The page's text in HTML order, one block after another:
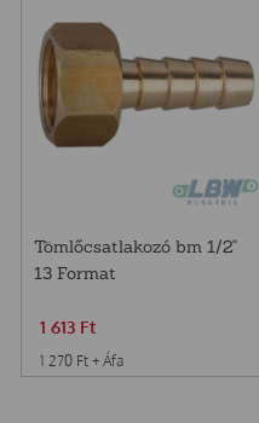
Tömlőcsatlakozó bm 1/2"
13 Format
1 613 Ft
1 270 Ft + Áfa